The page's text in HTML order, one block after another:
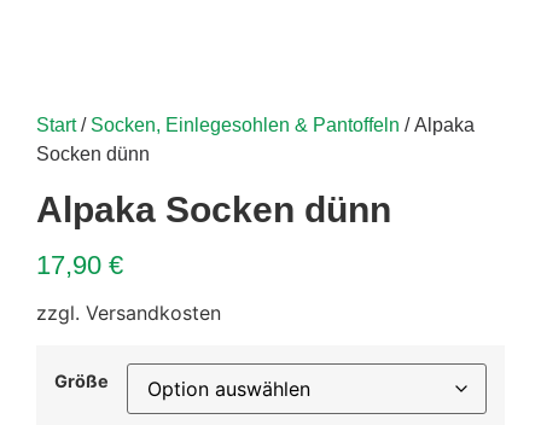
Start/ Socken, Einlegesohlen & Pantoffeln / Alpaka
Socken dünn
Alpaka Socken dünn
17,90 €
zzgl. Versandkosten
Größe